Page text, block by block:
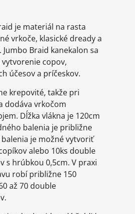
je materiál na rasta
vrkoče, klasické dready a
Braid kanekalon sa
copov,
účesov a príčeskov.
krepovité, takže pri
dodáva vrkočom
Dĺžka vlákna je 120cm
balenia je približne
je možné vytvoriť
alebo 10ks double
s hrúbkou 0,5cm. V praxi
robí približne 150
až 70 double